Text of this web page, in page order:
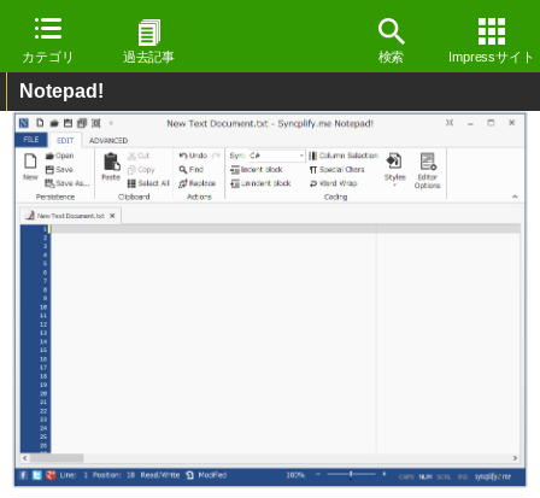
カテゴリ 過去記事 検索 Impressサイト
Notepad!